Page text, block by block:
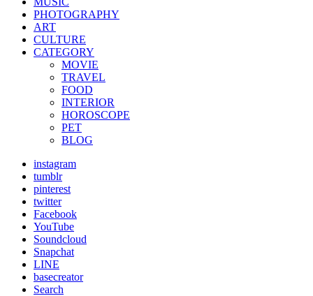
PHOTOGRAPHY
ART
CULTURE
CATEGORY
MOVIE
TRAVEL
FOOD
INTERIOR
HOROSCOPE
PET
BLOG
instagram
tumblr
pinterest
twitter
Facebook
YouTube
Soundcloud
Snapchat
LINE
basecreator
Search